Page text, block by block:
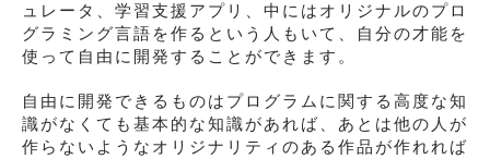
ュレータ、学習支援アプリ、中にはオリジナルのプロ
グラミング言語を作るという人もいて、自分の才能を
使って自由に開発することができます。
自由に開発できるものはプログラムに関する高度な知
識がなくても基本的な知識があれば、あとは他の人が
作らないようなオリジナリティのある作品が作れれば